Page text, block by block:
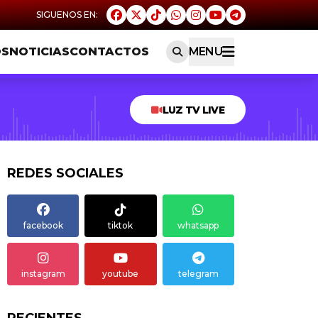
NOTICIASCONTACTOS MENU
LUZ TV LIVE
REDES SOCIALES
facebook tiktok whatsapp
instagram youtube telegram